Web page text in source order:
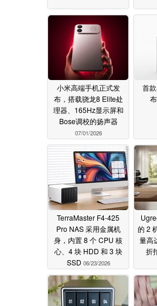
小米高端手机正式发
布，搭载骁龙8 Elite处
理器、165Hz显示屏和
Bose调校的扬声器
07/01/2026
首
TerraMaster F4-425
Pro NAS 采用金属机
身，内置 8 个 CPU 核
心、4 块 HDD 和 3 块
SSD 06/23/2026
的 2
量高
折